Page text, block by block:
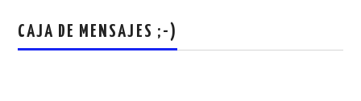
CAJA DE MENSAJES ;-)